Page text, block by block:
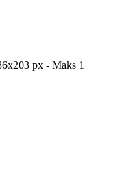
px - Maks 1